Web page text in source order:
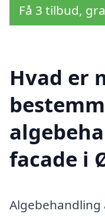
Få 3 tilbud,
Hvad er
facade i
Algebehandling